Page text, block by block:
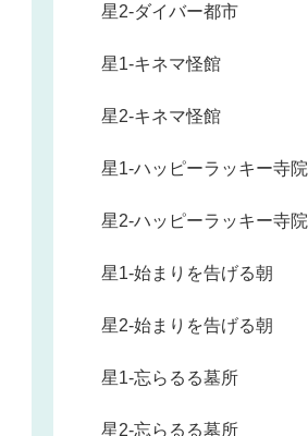
星2-ダイバー都市
星1-キネマ怪館
星2-キネマ怪館
星1-ハッピーラッキー寺院
星2-ハッピーラッキー寺院
星1-始まりを告げる朝
星2-始まりを告げる朝
星1-忘らるる墓所
星2-忘らるる墓所